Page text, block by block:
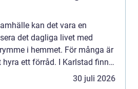
kan det vara en
det dagliga livet med
i hemmet. För många är
hyra ett förråd. I Karlstad finns
30 juli 2026